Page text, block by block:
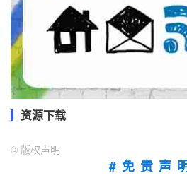
资源下载
© 版权声明
#免责声